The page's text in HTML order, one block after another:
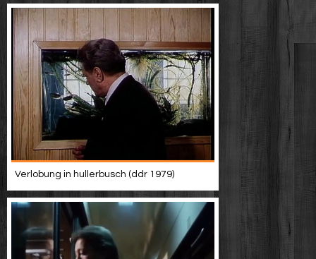
Verlobung in hullerbusch (ddr 1979)